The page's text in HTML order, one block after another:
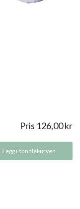
Pris 126,00kr
Legg i handlekurven